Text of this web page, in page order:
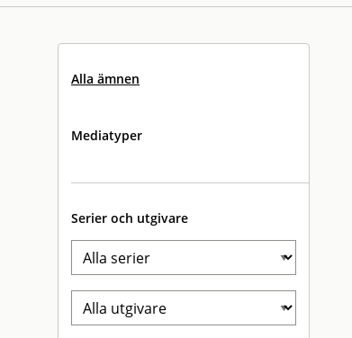
Alla ämnen
Mediatyper
Serier och utgivare